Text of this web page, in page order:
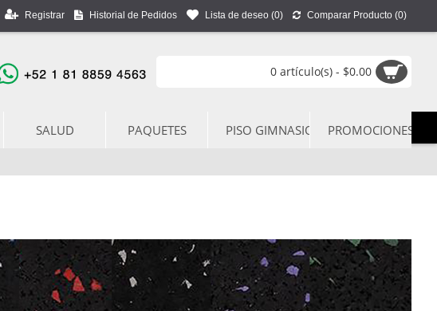
Registrar Historial de Pedidos Lista de deseo (0) Comparar Producto (0)
0 artículo(s) - $0.00
SALUD PAQUETES PISO GIMNASIO PROMOCIONES